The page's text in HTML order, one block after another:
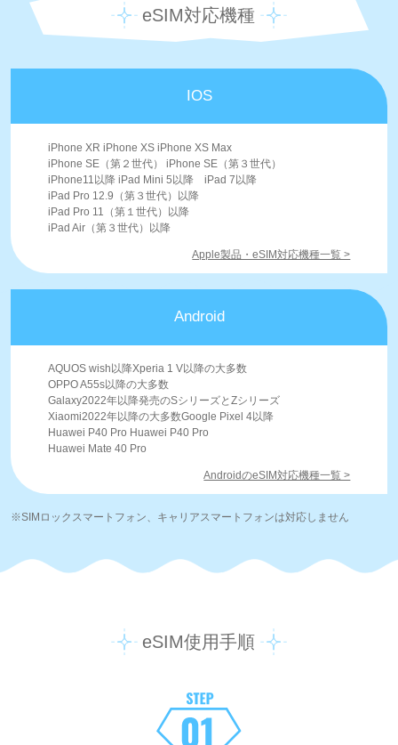
eSIM対応機種
IOS
iPhone XR iPhone XS iPhone XS Max
iPhone SE（第２世代） iPhone SE（第３世代）
iPhone11以降 iPad Mini 5以降 iPad 7以降
iPad Pro 12.9（第３世代）以降
iPad Pro 11（第１世代）以降
iPad Air（第３世代）以降
Apple製品・eSIM対応機種一覧 >
Android
AQUOS wish以降Xperia 1 V以降の大多数
OPPO A55s以降の大多数
Galaxy2022年以降発売のSシリーズとZシリーズ
Xiaomi2022年以降の大多数Google Pixel 4以降
Huawei P40 Pro Huawei P40 Pro
Huawei Mate 40 Pro
AndroidのeSIM対応機種一覧 >
※SIMロックスマートフォン、キャリアスマートフォンは対応しません
eSIM使用手順